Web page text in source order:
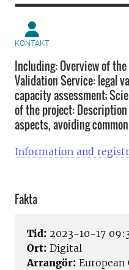
KONTAKT
Including: Overview of the
Validation Service: legal
capacity assessment;
of the project:
aspects, avoiding
Information and
Fakta
Tid: 2023-10-17
Ort: Digital
Arrangör: European